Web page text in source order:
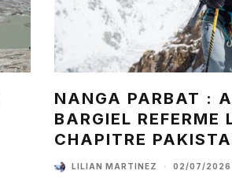
NANGA PARBAT :
BARGIEL REFERME
CHAPITRE
LILIAN MARTINEZ · 02/07/2026